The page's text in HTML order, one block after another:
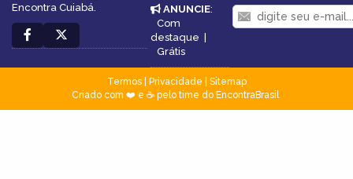
Encontra Cuiabá.
ANUNCIE:
Com
destaque |
Grátis
Termos| Privacidade
Sitemap
Criado com ❤️ e ☕ pelo time do EncontraBrasil